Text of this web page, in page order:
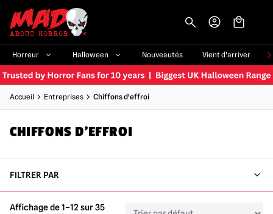
Horreur Halloween Nouveautés Vient d'arriver
Accueil Entreprises Chiffons d'effroi
CHIFFONS D'EFFROI
FILTRER PAR
Affichage de 1–12 sur 35